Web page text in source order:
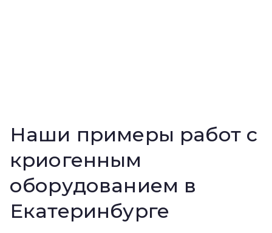
Наши примеры работ с
криогенным
оборудованием в
Екатеринбурге